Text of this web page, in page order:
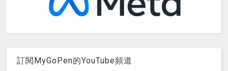
訂閱MyGoPen的YouTube頻道